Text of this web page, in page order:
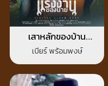
เสาหลักของบ้าน
แรงงานของนาย
เบียร์ พร้อมพงษ์